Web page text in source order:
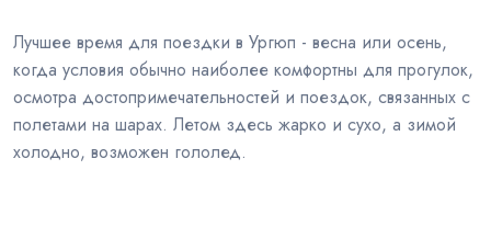
Лучшее время для поездки в Ургюп - весна или осень,
когда условия обычно наиболее комфортны для прогулок,
осмотра достопримечательностей и поездок, связанных с
полетами на шарах. Летом здесь жарко и сухо, а зимой
холодно, возможен гололед.